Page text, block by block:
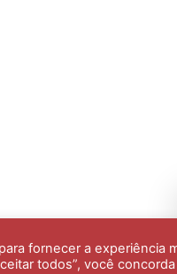
fornecer a experiência
todos”, você